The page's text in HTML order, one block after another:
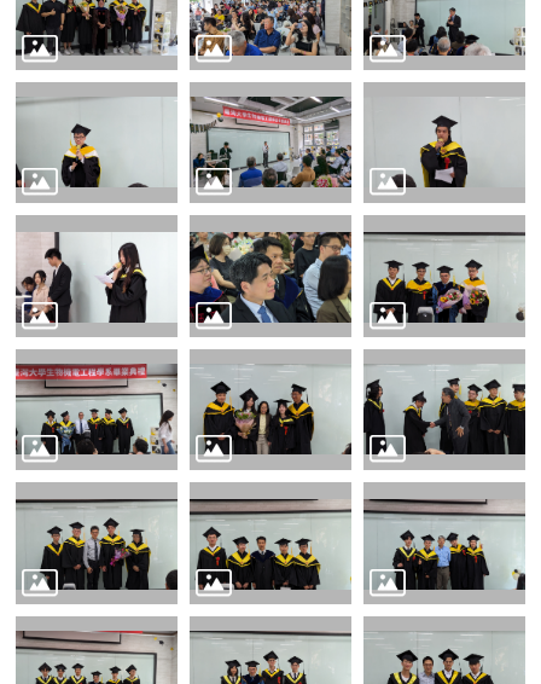
系
所
成
員
術
研
究
系
所
動
態
學
班
研
招
生
專
區